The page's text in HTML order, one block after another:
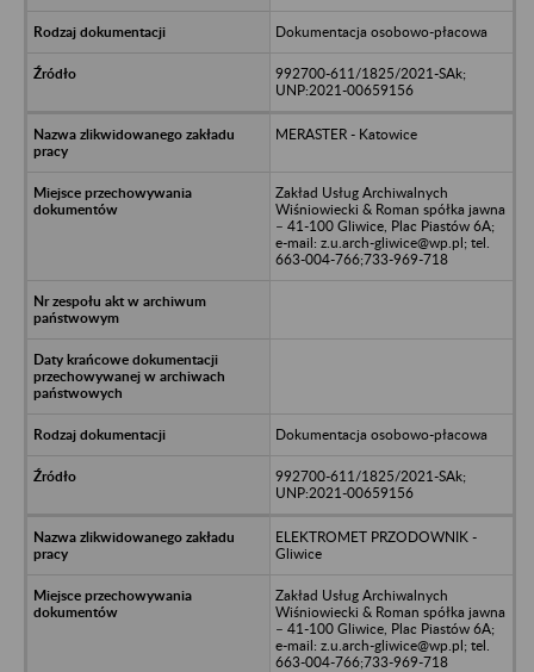
Dokumentacja osobowo-płacowa
992700-611/1825/2021-SAk;
UNP:2021-00659156
MERASTER - Katowice
Zakład Usług Archiwalnych
Wiśniowiecki & Roman spółka jawna
– 41-100 Gliwice, Plac Piastów 6A;
e-mail: z.u.arch-gliwice@wp.pl; tel.
663-004-766;733-969-718
Dokumentacja osobowo-płacowa
992700-611/1825/2021-SAk;
UNP:2021-00659156
ELEKTROMET PRZODOWNIK -
Gliwice
Zakład Usług Archiwalnych
Wiśniowiecki & Roman spółka jawna
– 41-100 Gliwice, Plac Piastów 6A;
e-mail: z.u.arch-gliwice@wp.pl; tel.
663-004-766;733-969-718